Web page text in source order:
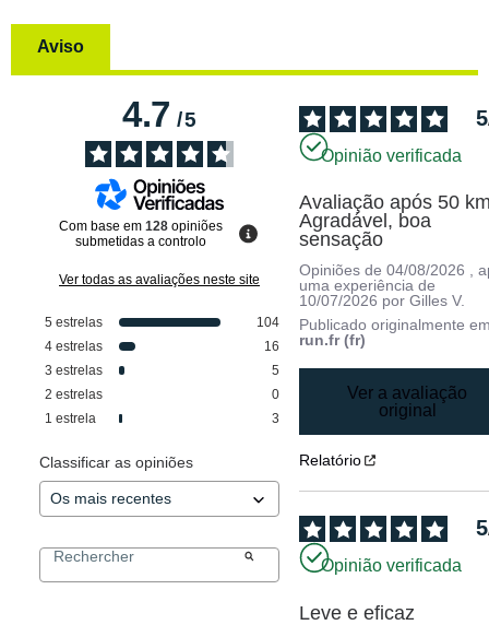
Aviso
4.7/5
Com base em 128 opiniões
submetidas a controlo
Ver todas as avaliações neste site
5 estrelas
104
4 estrelas
16
3 estrelas
5
2 estrelas
0
1 estrela 3
Classificar as opiniões
5
Opinião verificada
Avaliação após 50
Agradável, boa
sensação
Opiniões de04/08/2026
,
uma experiência de
10/07/2026 porGilles V.
Publicado originalmente
run.fr (fr)
Ver a avaliação
original
Relatório
5
Opinião verificada
Leve e eficaz